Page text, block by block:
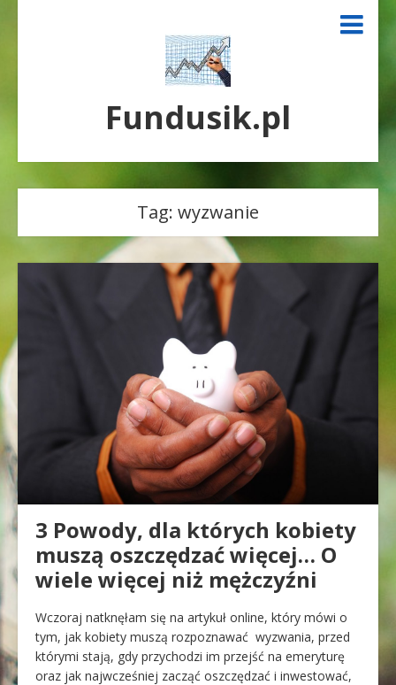
Fundusik.pl
Tag: wyzwanie
3 Powody, dla których kobiety
muszą oszczędzać więcej… O
wiele więcej niż mężczyźni
Wczoraj natknęłam się na artykuł online, który mówi o
tym, jak kobiety muszą rozpoznawać wyzwania, przed
którymi stają, gdy przychodzi im przejść na emeryturę
oraz jak najwcześniej zacząć oszczędzać i inwestować,